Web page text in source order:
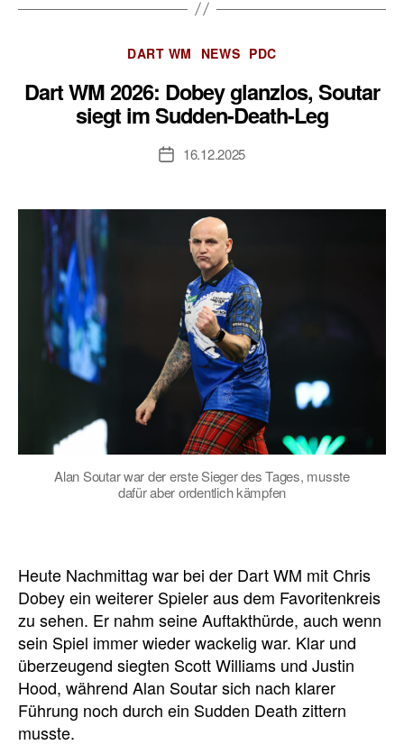
Kategorien
DART WM NEWS PDC
Dart WM 2026: Dobey glanzlos, Soutar
siegt im Sudden-Death-Leg
Veröffentlichungsdatum
16.12.2025
Alan Soutar war der erste Sieger des Tages, musste
dafür aber ordentlich kämpfen
Heute Nachmittag war bei der Dart WM mit Chris
Dobey ein weiterer Spieler aus dem Favoritenkreis
zu sehen. Er nahm seine Auftakthürde, auch wenn
sein Spiel immer wieder wackelig war. Klar und
überzeugend siegten Scott Williams und Justin
Hood, während Alan Soutar sich nach klarer
Führung noch durch ein Sudden Death zittern
musste.